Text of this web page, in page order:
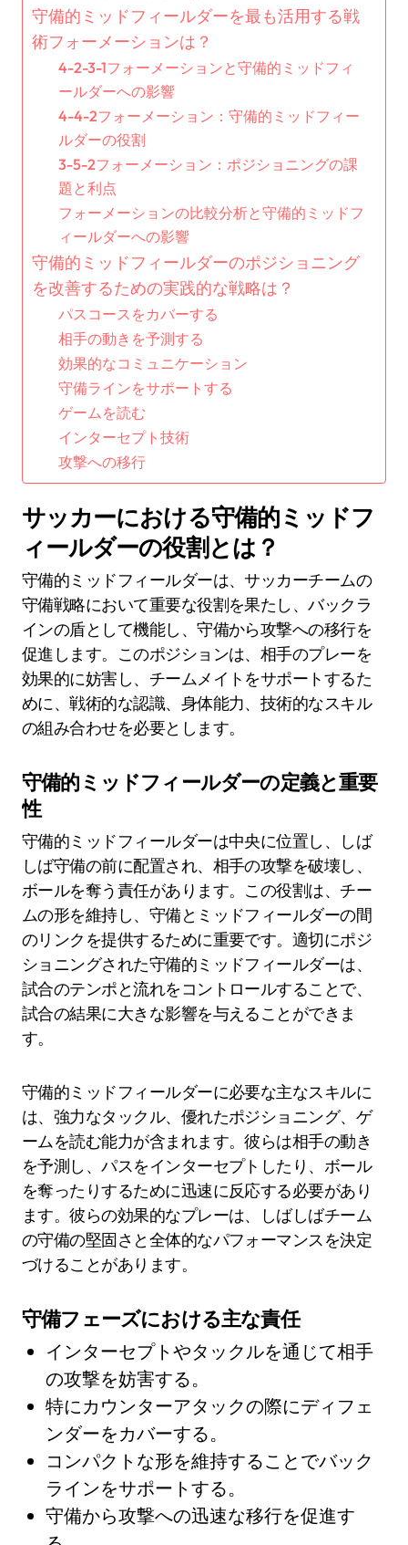
守備的ミッドフィールダーを最も活用する戦
術フォーメーションは？
4-2-3-1フォーメーションと守備的ミッドフィ
ールダーへの影響
4-4-2フォーメーション：守備的ミッドフィー
ルダーの役割
3-5-2フォーメーション：ポジショニングの課
題と利点
フォーメーションの比較分析と守備的ミッドフ
ィールダーへの影響
守備的ミッドフィールダーのポジショニング
を改善するための実践的な戦略は？
パスコースをカバーする
相手の動きを予測する
効果的なコミュニケーション
守備ラインをサポートする
ゲームを読む
インターセプト技術
攻撃への移行
サッカーにおける守備的ミッドフ
ィールダーの役割とは？
守備的ミッドフィールダーは、サッカーチームの
守備戦略において重要な役割を果たし、バックラ
インの盾として機能し、守備から攻撃への移行を
促進します。このポジションは、相手のプレーを
効果的に妨害し、チームメイトをサポートするた
めに、戦術的な認識、身体能力、技術的なスキル
の組み合わせを必要とします。
守備的ミッドフィールダーの定義と重要
性
守備的ミッドフィールダーは中央に位置し、しば
しば守備の前に配置され、相手の攻撃を破壊し、
ボールを奪う責任があります。この役割は、チー
ムの形を維持し、守備とミッドフィールダーの間
のリンクを提供するために重要です。適切にポジ
ショニングされた守備的ミッドフィールダーは、
試合のテンポと流れをコントロールすることで、
試合の結果に大きな影響を与えることができま
す。
守備的ミッドフィールダーに必要な主なスキルに
は、強力なタックル、優れたポジショニング、ゲ
ームを読む能力が含まれます。彼らは相手の動き
を予測し、パスをインターセプトしたり、ボール
を奪ったりするために迅速に反応する必要があり
ます。彼らの効果的なプレーは、しばしばチーム
の守備の堅固さと全体的なパフォーマンスを決定
づけることがあります。
守備フェーズにおける主な責任
インターセプトやタックルを通じて相手
の攻撃を妨害する。
特にカウンターアタックの際にディフェ
ンダーをカバーする。
コンパクトな形を維持することでバック
ラインをサポートする。
守備から攻撃への迅速な移行を促進す